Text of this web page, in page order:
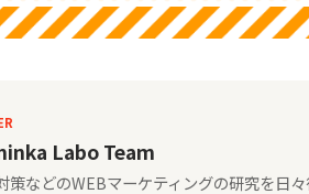
Labo Team
策などのWEBマーケティングの研究を日